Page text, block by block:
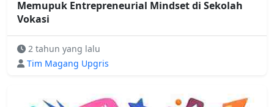
Memupuk Entrepreneurial Mindset di Sekolah
Vokasi
2 tahun yang lalu
Tim Magang Upgris